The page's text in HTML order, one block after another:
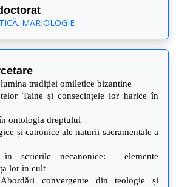
MARIOLOGIE
tradiției omiletice bizantine
Taine și consecințele lor harice în
ontologia dreptului
și canonice ale naturii sacramentale a
în scrierile necanonice: elemente
lor în cult
convergente din teologie și